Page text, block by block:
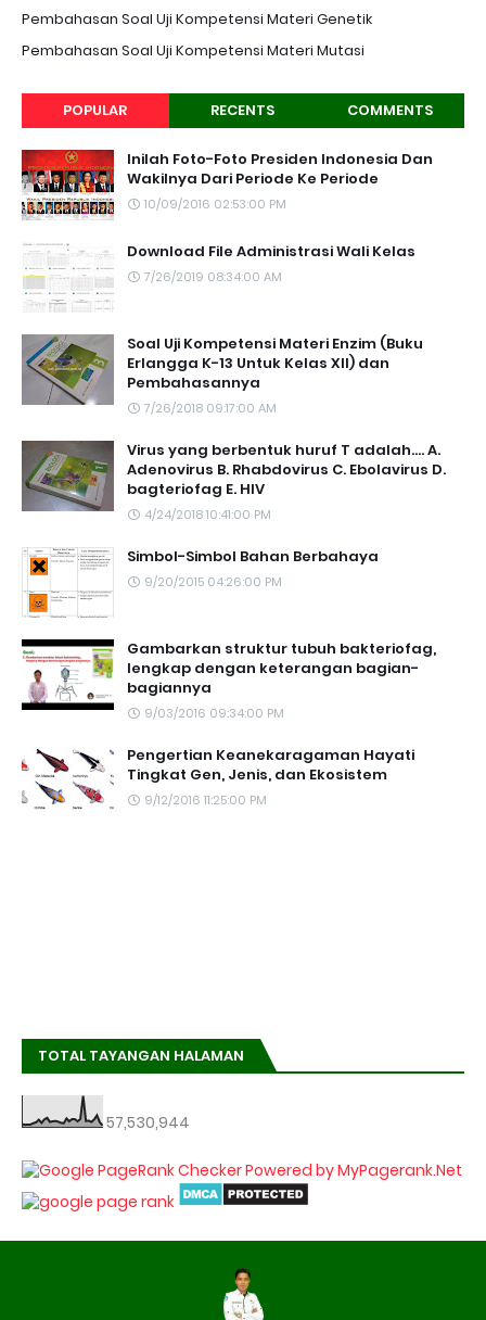
Pembahasan Soal Uji Kompetensi Materi Genetik
Pembahasan Soal Uji Kompetensi Materi Mutasi
POPULAR RECENTS COMMENTS
Inilah Foto-Foto Presiden Indonesia Dan
Wakilnya Dari Periode Ke Periode
10/09/2016 02:53:00 PM
Download File Administrasi Wali Kelas
7/26/2019 08:34:00 AM
Soal Uji Kompetensi Materi Enzim (Buku
Erlangga K-13 Untuk Kelas XII) dan
Pembahasannya
7/26/2018 09:17:00 AM
Virus yang berbentuk huruf T adalah.... A.
Adenovirus B. Rhabdovirus C. Ebolavirus D.
bagteriofag E. HIV
4/24/2018 10:41:00 PM
Simbol-Simbol Bahan Berbahaya
9/20/2015 04:26:00 PM
Gambarkan struktur tubuh bakteriofag,
lengkap dengan keterangan bagian-
bagiannya
9/03/2016 09:34:00 PM
Pengertian Keanekaragaman Hayati
Tingkat Gen, Jenis, dan Ekosistem
9/12/2016 11:25:00 PM
TOTAL TAYANGAN HALAMAN
57,530,944